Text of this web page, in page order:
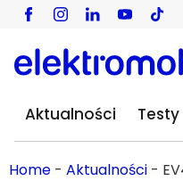
Aktualności Testy
Home - Aktualności -